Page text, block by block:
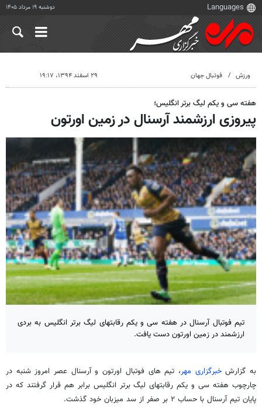
دوشنبه ۱۹ مرداد ۱۴۰۵
ورزش فوتبال جهان ۲۹ اسفند ۱۳۹۴، ۱۹:۱۷
هفته سی و یکم لیگ برتر انگلیس؛
پیروزی ارزشمند آرسنال در زمین اورتون
تیم فوتبال آرسنال در هفته سی و یکم رقابتهای لیگ برتر انگلیس به بردی
ارزشمند در زمین اورتون دست یافت.
به گزارشخبرگزاری مهر، تیم های فوتبال اورتون و آرسنال عصر امروز شنبه در
چارچوب هفته سی و یکم رقابتهای لیگ برتر انگلیس برابر هم قرار گرفتند که در
پایان تیم آرسنال با حساب ۲ بر صفر از سد میزبان خود گذشت.